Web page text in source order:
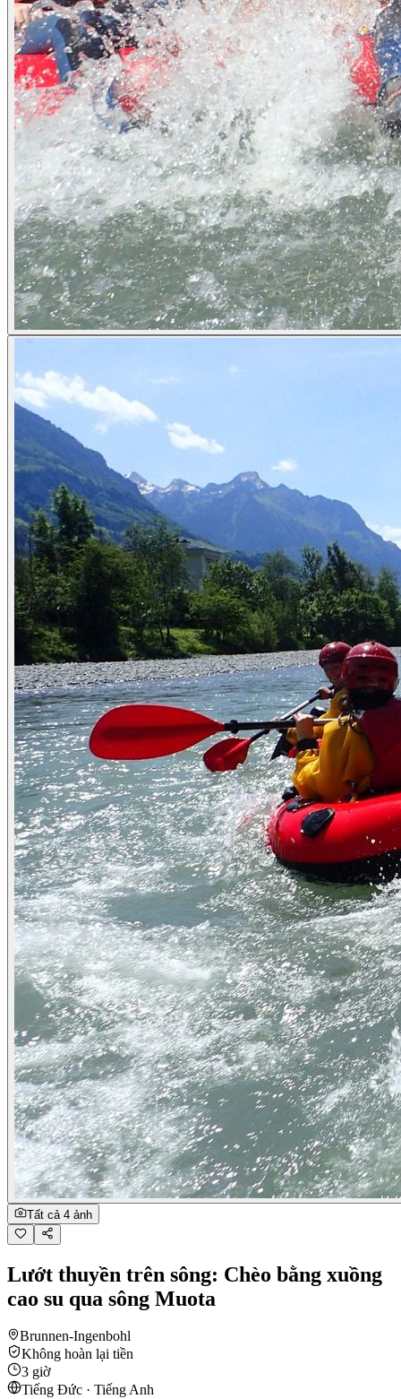
Tất cả 4 ảnh
Lướt thuyền trên sông: Chèo bằng xuồng
cao su qua sông Muota
Brunnen-Ingenbohl
Không hoàn lại tiền
3 giờ
Tiếng Đức · Tiếng Anh